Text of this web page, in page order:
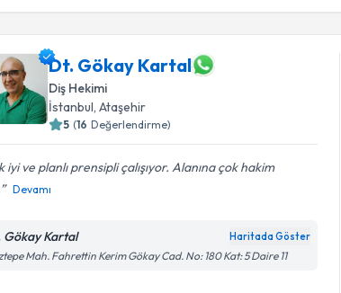
Dt. Gökay Kartal
Diş Hekimi
İstanbul, Ataşehir
5 (16 Değerlendirme)
iyi ve planlı prensipli çalışıyor. Alanına çok hakim
Devamı
Gökay Kartal Haritada Göster
Mah. Fahrettin Kerim Gökay Cad. No: 180 Kat: 5 Daire 11